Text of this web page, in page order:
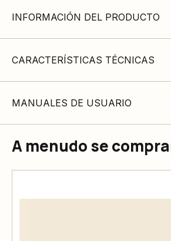
INFORMACIÓN DEL PRODUCTO
CARACTERÍSTICAS TÉCNICAS
MANUALES DE USUARIO
A menudo se